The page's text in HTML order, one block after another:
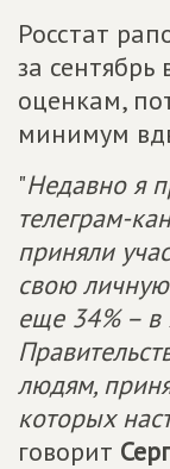
Росстат
за
оценкам,
минимум
"Недавно я
телеграм-
приняли
свою
еще 34% – в
людям,
которых
говорит